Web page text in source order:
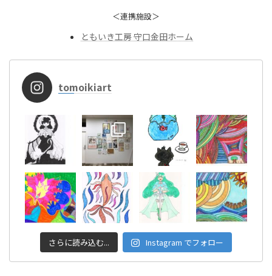
＜連携施設＞
ともいき工房 守口金田ホーム
tomoikiart
さらに読み込む... Instagram でフォロー